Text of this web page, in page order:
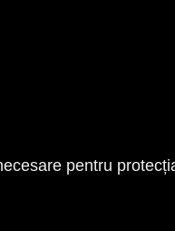
pentru